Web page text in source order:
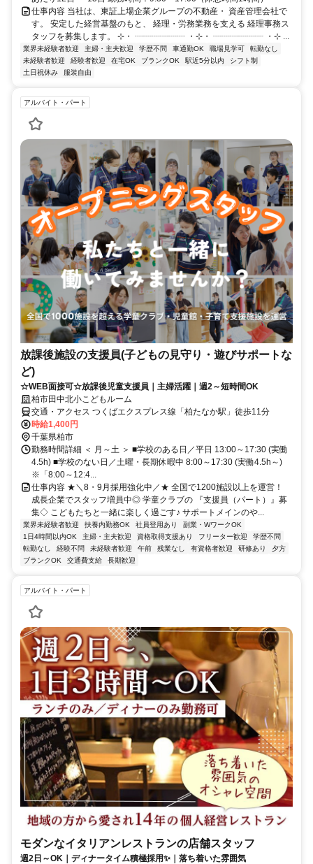
仕事内容 当社は、東証上場企業グループの不動産・ 資産管理会社で
す。 安定した経営基盤のもと、 経理・労務業務を支える 経理事務ス
タッフを募集します。 ⊹・ ┈┈┈┈┈┈ ・⊹・ ┈┈┈┈┈┈ ・⊹ ...
業界未経験者歓迎 主婦・主夫歓迎 学歴不問 車通勤OK 職場見学可
転勤なし
未経験者歓迎
経験者歓迎 在宅OK ブランクOK 駅近5分以内
シフト制
土日祝休み
服装自由
アルバイト・パート
放課後施設の支援員(子どもの見守り・遊びサポートな
ど)
☆WEB面接可☆放課後児童支援員｜主婦活躍｜週2～短時間OK
柏市田中北小こどもルーム
交通・アクセス つくばエクスプレス線「柏たなか駅」徒歩11分
時給1,400円
千葉県柏市
勤務時間詳細 ＜ 月～土 ＞ ■学校のある日／平日 13:00～17:30 (実働
4.5h) ■学校のない日／土曜・長期休暇中 8:00～17:30 (実働4.5h～)
※「8:00～12:4...
仕事内容 ★＼8・9月採用強化中／★ 全国で1200施設以上を運営！
成長企業でスタッフ増員中◎ 学童クラブの 『支援員（パート）』募
集◇ こどもたちと一緒に楽しく過ごす♪ サポートメインのや...
業界未経験者歓迎 扶養内勤務OK 社員登用あり
副業・WワークOK
1日4時間以内OK
主婦・主夫歓迎 資格取得支援あり フリーター歓迎
学歴不問
転勤なし
経験不問 未経験者歓迎 午前 残業なし 有資格者歓迎 研修あり
夕方
ブランクOK
交通費支給 長期歓迎
アルバイト・パート
モダンなイタリアンレストランの店舗スタッフ
週2日～OK｜ディナータイム積極採用✨｜落ち着いた雰囲気